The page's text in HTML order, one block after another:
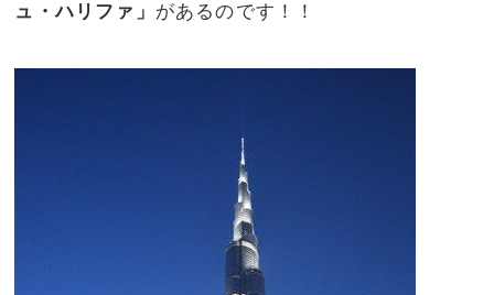
ュ・ハリファ」 があるのです！！